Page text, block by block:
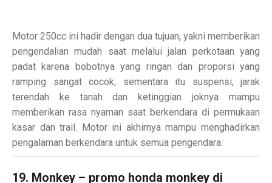
Motor 250cc ini hadir dengan dua tujuan, yakni memberikan
pengendalian mudah saat melalui jalan perkotaan yang
padat karena bobotnya yang ringan dan proporsi yang
ramping sangat cocok, sementara itu suspensi, jarak
terendah ke tanah dan ketinggian joknya mampu
memberikan rasa nyaman saat berkendara di permukaan
kasar dan trail. Motor ini akhirnya mampu menghadirkan
pengalaman berkendara untuk semua pengendara.
19. Monkey – promo honda monkey di